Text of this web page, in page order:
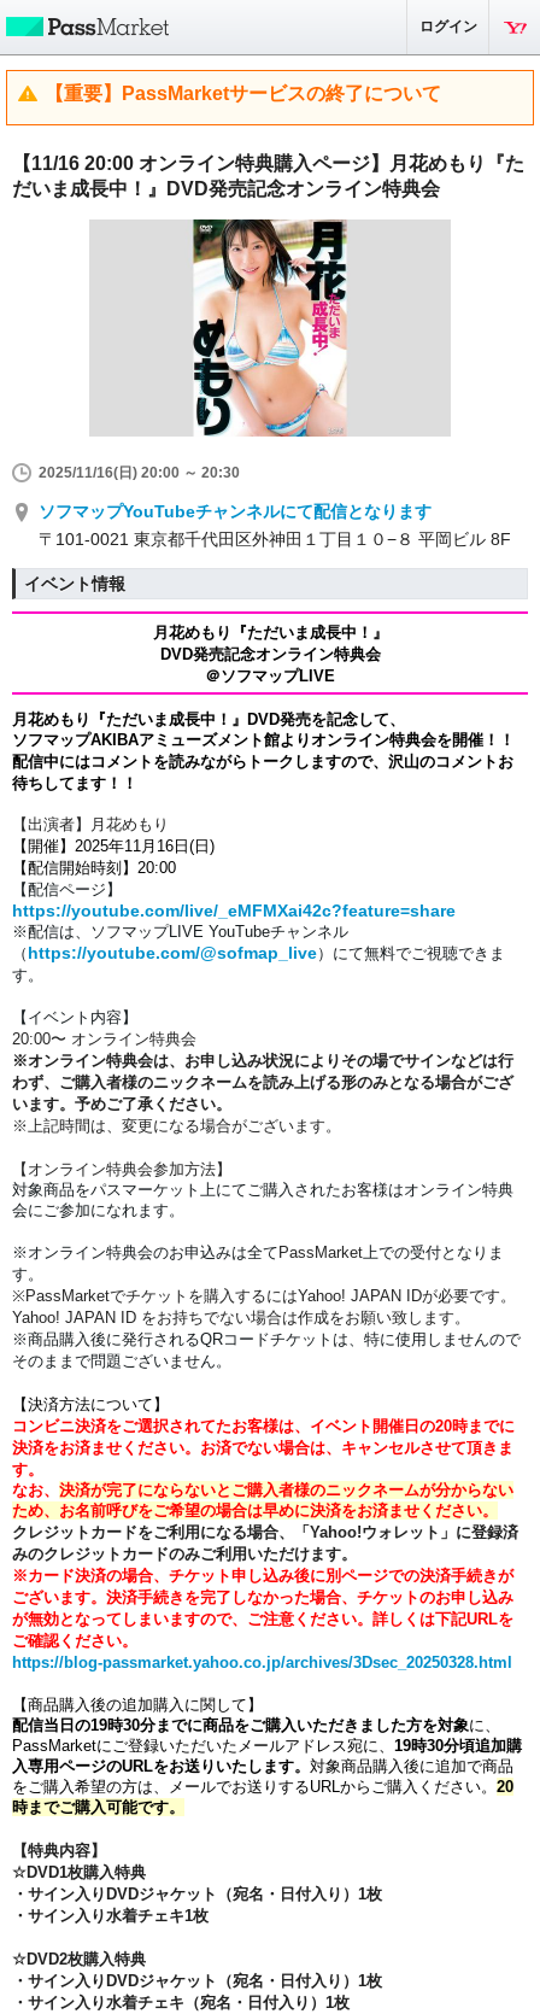
ログイン
【重要】PassMarketサービスの終了について
【11/16 20:00 オンライン特典購入ページ】月花めもり『た
だいま成長中！』DVD発売記念オンライン特典会
2025/11/16(日) 20:00 ～ 20:30
ソフマップYouTubeチャンネルにて配信となります
〒101-0021 東京都千代田区外神田１丁目１０−８ 平岡ビル 8F
イベント情報
月花めもり『ただいま成長中！』
DVD発売記念オンライン特典会
＠ソフマップLIVE
月花めもり『ただいま成長中！』 DVD発売を記念して、
ソフマップAKIBAアミューズメント館よりオンライン特典会を開催！！
配信中にはコメントを読みながらトークしますので、沢山のコメントお
待ちしてます！！
【出演者】月花めもり
【開催】2025年11月16日(日)
【配信開始時刻】20:00
【配信ページ】
https://youtube.com/live/_eMFMXai42c?feature=share
※配信は、
ソフマップLIVE YouTubeチャンネル
（ https://youtube.com/@sofmap_live）にて無料でご視聴できま
す。
【イベント内容】
20:00〜 オンライン特典会
※オンライン特典会は、お申し込み状況によりその場でサインなどは行
わず、ご購入者様のニックネームを読み上げる形のみとなる場合がござ
います。予めご了承ください。
※上記時間は、変更になる場合がございます。
【オンライン特典会参加方法】
対象商品をパスマーケット上にてご購入されたお客様はオンライン特典
会にご参加になれます。
※オンライン特典会のお申込みは全て PassMarket上での受付となりま
す。
※PassMarketでチケットを購入するにはYahoo! JAPAN IDが必要です。
Yahoo! JAPAN ID をお持ちでない場合は作成をお願い致します。
※商品購入後に発行されるQRコードチケットは、特に使用しませんので
そのままで問題ございません。
【決済方法について】
コンビニ決済をご選択されてたお客様は、イベント開催日の20時までに
決済をお済ませください。 お済でない場合は、キャンセルさせて頂きま
す。
なお、 決済が完了にならないとご購入者様のニックネームが分からない
ため、お名前呼びをご希望の場合は早めに決済をお済ませください。
クレジットカードをご利用になる場合、「Yahoo!ウォレット」に登録済
みのクレジットカードのみご利用いただけます。
※カード決済の場合、チケット申し込み後に別ページでの決済手続きが
ございます。 決済手続きを完了しなかった場合、チケットのお申し込み
が無効となってしまいますので、ご注意ください。 詳しくは下記URLを
ご確認ください。
https://blog-passmarket.yahoo.co.jp/archives/3Dsec_20250328.html
【商品購入後の追加購入に関して】
配信当日の19時30分までに商品をご購入いただきました方を対象に、
PassMarketにご登録いただいたメールアドレス宛に、 19時30分頃追加購
入専用ページのURLをお送りいたします。 対象商品購入後に追加で商品
をご購入希望の方は、メールでお送りするURLからご購入ください。 20
時までご購入可能です。
【特典内容】
☆DVD1枚購入特典
・サイン入りDVDジャケット（宛名・日付入り）1枚
・サイン入り水着チェキ1枚
☆DVD2枚購入特典
・サイン入りDVDジャケット（宛名・日付入り）1枚
・サイン入り水着チェキ（宛名・日付入り）1枚